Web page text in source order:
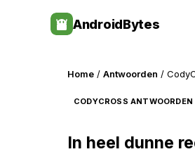
AndroidBytes
Home / Antwoorden /
CODYCROSS ANTWOORDEN
In heel dunne